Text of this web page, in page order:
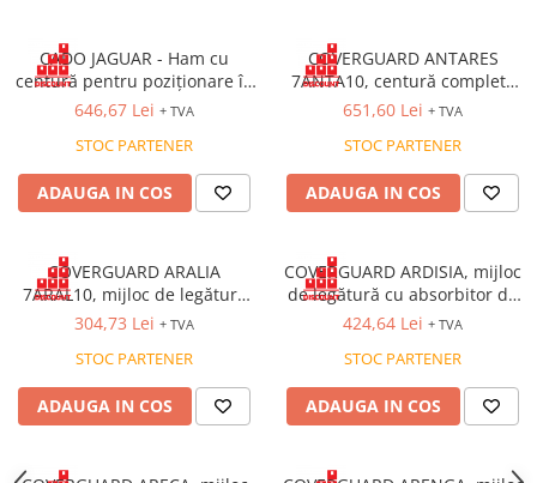
CADO JAGUAR - Ham cu
centură pentru poziționare în
7 puncte
646,67 Lei + TVA
STOC PARTENER
ADAUGA IN COS
COVERGUARD ANTARES
7ANTA10, centură completă
cu 2 puncte de prindere,
651,60 Lei + TVA
STOC PARTENER
ADAUGA IN COS
COVERGUARD ARALIA
7ARAL10, mijloc de legătură
cu absorbție de energie,
304,73 Lei + TVA
STOC PARTENER
ADAUGA IN COS
COVERGUARD ARDISIA, mijloc
de legătură cu absorbitor de
energie ignifug, cu două
424,64 Lei + TVA
STOC PARTENER
ADAUGA IN COS